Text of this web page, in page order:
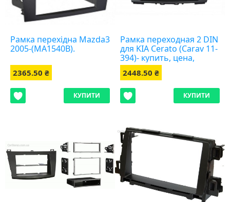
Рамка перехідна Mazda3
2005-(MA1540B).
2365.50 ₴
КУПИТИ
Рамка переходная 2 DIN
для KIA Cerato (Carav 11-
394)- купить, цена,
отзывы, доставка.
2448.50 ₴
КУПИТИ